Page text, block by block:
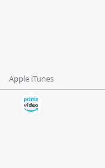
Apple iTunes